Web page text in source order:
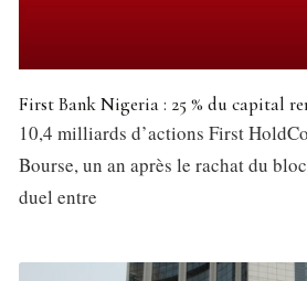
First Bank Nigeria : 25 % du capital
10,4 milliards d’actions First
Bourse, un an après le rachat du
duel entre